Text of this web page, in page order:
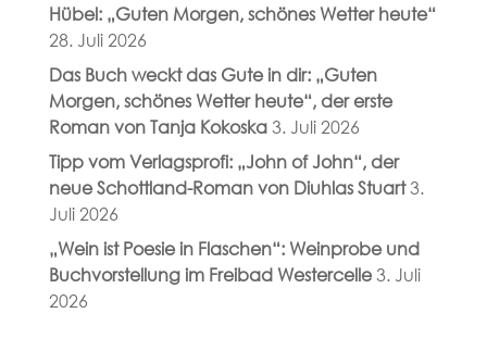
Hübel: „Guten Morgen, schönes Wetter heute“
28. Juli 2026
Das Buch weckt das Gute in dir: „Guten
Morgen, schönes Wetter heute“, der erste
Roman von Tanja Kokoska 3. Juli 2026
Tipp vom Verlagsprofi: „John of John“, der
neue Schottland-Roman von Diuhlas Stuart 3.
Juli 2026
„Wein ist Poesie in Flaschen“: Weinprobe und
Buchvorstellung im Freibad Westercelle 3. Juli
2026